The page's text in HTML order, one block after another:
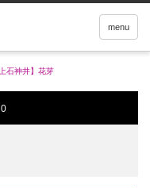
menu
上石神井】花芽
0